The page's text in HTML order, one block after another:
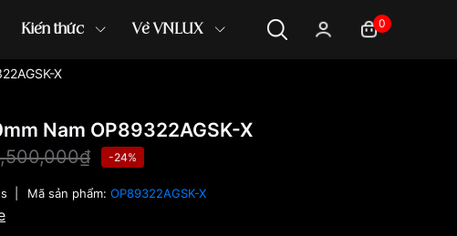
Kiến thức Về VNLUX 0
X
Nam OP89322AGSK-X
-24%
Mã sản phẩm: OP89322AGSK-X